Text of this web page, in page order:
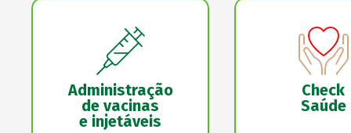
Administração
de vacinas
e injetáveis
Check
Saúde